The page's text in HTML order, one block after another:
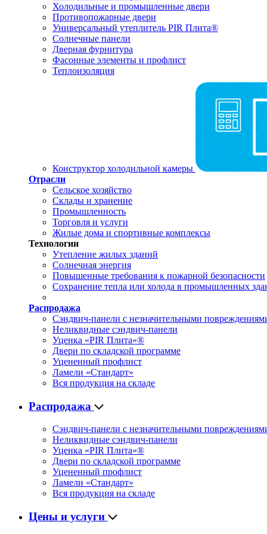
Холодильные и промышленные двери
Противопожарные двери
Универсальный утеплитель PIR Плита®
Солнечные панели
Дверная фурнитура
Фасонные элементы и профлист
Теплоизоляция
Конструктор холодильной камеры
Отрасли
Сельское хозяйство
Склады и хранение
Промышленность
Торговля и услуги
Жилые дома и спортивные комплексы
Технологии
Утепление жилых зданий
Солнечная энергия
Повышенные требования к пожарной безопасности
Сохранение тепла или холода в промышленных
Распродажа
Сэндвич-панели с незначительными
Неликвидные сэндвич-панели
Уценка «PIR Плита»®
Двери по складской программе
Уцененный профлист
Ламели «Стандарт»
Вся продукция на складе
Распродажа
Сэндвич-панели с незначительными
Неликвидные сэндвич-панели
Уценка «PIR Плита»®
Двери по складской программе
Уцененный профлист
Ламели «Стандарт»
Вся продукция на складе
Цены и услуги